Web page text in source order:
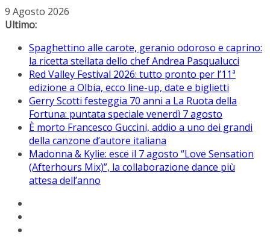
Salta
al
9 Agosto 2026
Ultimo:
Spaghettino alle carote, geranio odoroso e caprino:
la ricetta stellata dello chef Andrea Pasqualucci
Red Valley Festival 2026: tutto pronto per l’11ª
edizione a Olbia, ecco line-up, date e biglietti
Gerry Scotti festeggia 70 anni a La Ruota della
Fortuna: puntata speciale venerdì 7 agosto
È morto Francesco Guccini, addio a uno dei grandi
della canzone d’autore italiana
Madonna & Kylie: esce il 7 agosto “Love Sensation
(Afterhours Mix)”, la collaborazione dance più
attesa dell’anno